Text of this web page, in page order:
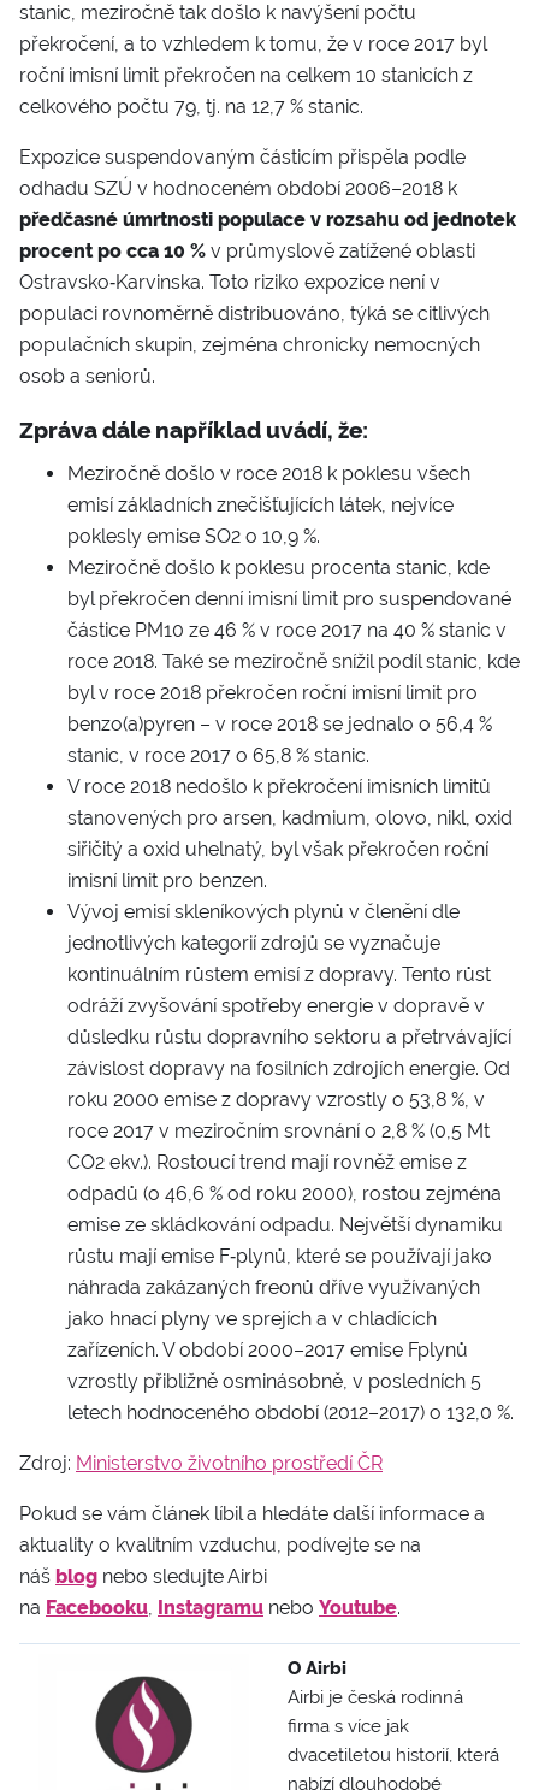
stanic, meziročně tak došlo k navýšení počtu
překročení, a to vzhledem k tomu, že v roce 2017 byl
roční imisní limit překročen na celkem 10 stanicích z
celkového počtu 79, tj. na 12,7 % stanic.
Expozice suspendovaným částicím přispěla podle
odhadu SZÚ v hodnoceném období 2006–2018 k
předčasné úmrtnosti populace v rozsahu od jednotek
procent po cca 10 % v průmyslově zatížené oblasti
Ostravsko‑Karvinska. Toto riziko expozice není v
populaci rovnoměrně distribuováno, týká se citlivých
populačních skupin, zejména chronicky nemocných
osob a seniorů.
Zpráva dále například uvádí, že:
Meziročně došlo v roce 2018 k poklesu všech
emisí základních znečišťujících látek, nejvíce
poklesly emise SO2 o 10,9 %.
Meziročně došlo k poklesu procenta stanic, kde
byl překročen denní imisní limit pro suspendované
částice PM10 ze 46 % v roce 2017 na 40 % stanic v
roce 2018. Také se meziročně snížil podíl stanic, kde
byl v roce 2018 překročen roční imisní limit pro
benzo(a)pyren – v roce 2018 se jednalo o 56,4 %
stanic, v roce 2017 o 65,8 % stanic.
V roce 2018 nedošlo k překročení imisních limitů
stanovených pro arsen, kadmium, olovo, nikl, oxid
siřičitý a oxid uhelnatý, byl však překročen roční
imisní limit pro benzen.
Vývoj emisí skleníkových plynů v členění dle
jednotlivých kategorií zdrojů se vy­značuje
kontinuálním růstem emisí z dopravy. Tento růst
odráží zvyšování spotřeby energie v dopravě v
důsledku růstu dopravního sektoru a přetrvávající
závislost dopravy na fosilních zdrojích energie. Od
roku 2000 emise z dopravy vzrostly o 53,8 %, v
roce 2017 v meziročním srovnání o 2,8 % (0,5 Mt
CO2 ekv.). Rostoucí trend mají rovněž emise z
odpadů (o 46,6 % od roku 2000), rostou zejména
emise ze skládkování odpadu. Největší dynamiku
růstu mají emise F‑plynů, které se používají jako
náhrada zakázaných freonů dříve využívaných
jako hnací plyny ve sprejích a v chladících
zařízeních. V období 2000–2017 emise F­plynů
vzrostly přibližně osminásobně, v posledních 5
letech hodnoceného období (2012–2017) o 132,0 %.
Zdroj: Ministerstvo životního prostředí ČR
Pokud se vám článek líbil a hledáte další informace a
aktuality o kvalitním vzduchu, podívejte se na
náš blog nebo sledujte Airbi
na Facebooku, Instagramu nebo Youtube.
O Airbi
Airbi je česká rodinná
firma s více jak
dvacetiletou historií, která
nabízí dlouhodobé